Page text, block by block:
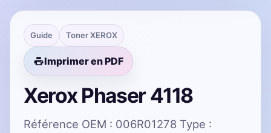
Guide Toner XEROX
Imprimer en PDF
Xerox Phaser 4118
Référence OEM : 006R01278 Type :